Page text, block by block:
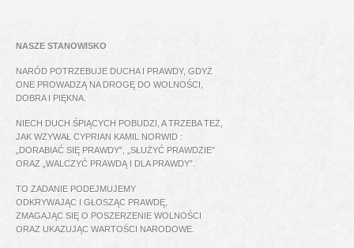
NASZE STANOWISKO
NARÓD POTRZEBUJE DUCHA I PRAWDY, GDYŻ
ONE PROWADZĄ NA DROGĘ DO WOLNOŚCI,
DOBRA I PIĘKNA.
NIECH DUCH ŚPIĄCYCH POBUDZI, A TRZEBA TEŻ,
JAK WZYWAŁ CYPRIAN KAMIL NORWID :
„DORABIAĆ SIĘ PRAWDY”, „SŁUŻYĆ PRAWDZIE”
ORAZ „WALCZYĆ PRAWDĄ I DLA PRAWDY”.
TO ZADANIE PODEJMUJEMY
ODKRYWAJĄC I GŁOSZĄC PRAWDĘ,
ZMAGAJĄC SIĘ O POSZERZENIE WOLNOŚCI
ORAZ UKAZUJĄC WARTOŚCI NARODOWE.